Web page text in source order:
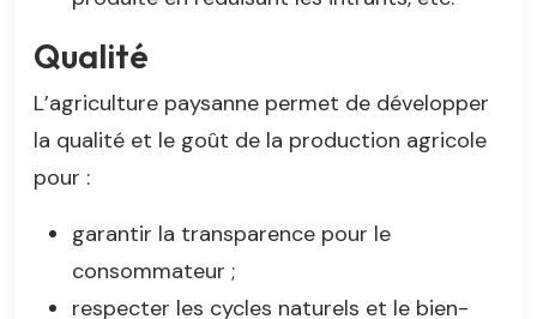
Qualité
L’agriculture paysanne permet de développer
la qualité et le goût de la production agricole
pour :
garantir la transparence pour le
consommateur ;
respecter les cycles naturels et le bien-